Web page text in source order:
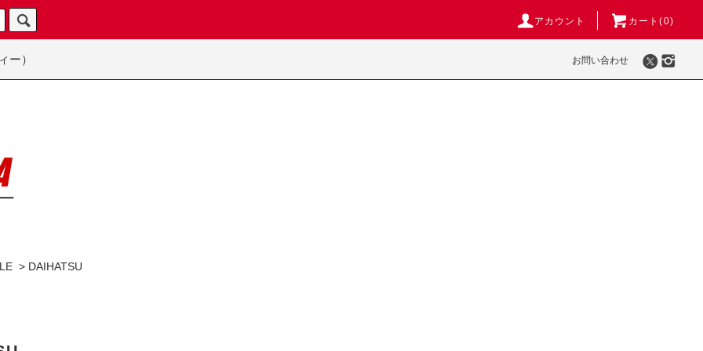
アカウント カート(0)
ー） お問い合わせ
> DAIHATSU